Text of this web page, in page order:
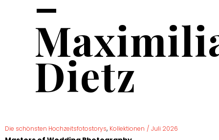
Dietz
Die schönsten Hochzeitsfotostorys, Kollektionen / Juli 2026